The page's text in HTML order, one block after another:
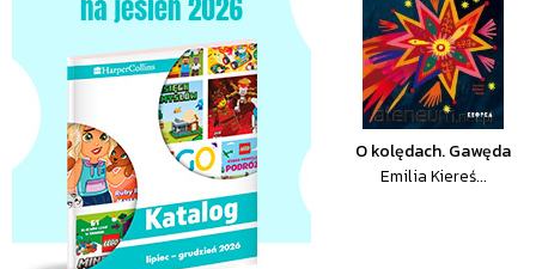
O kolędach. Gawęda
Emilia Kiereś...